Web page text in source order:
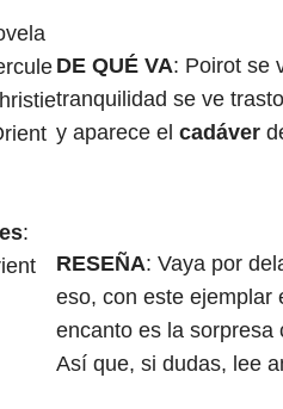
:
DE QUÉ VA: Poirot se
tranquilidad se ve
y aparece el cadáver
RESEÑA: Vaya por
eso, con este ejemplar
encanto es la sorpresa
Así que, si dudas, lee